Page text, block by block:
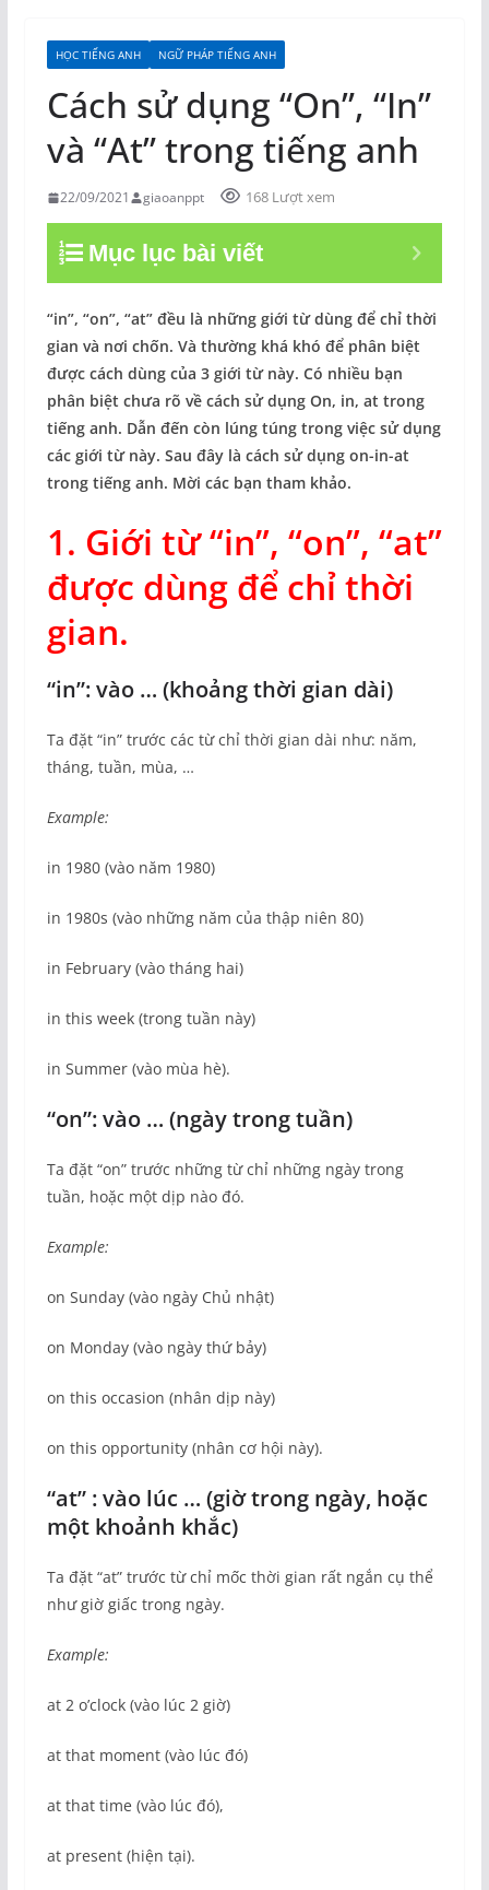
HỌC TIẾNG ANH NGỮ PHÁP TIẾNG ANH
Cách sử dụng “On”, “In”
và “At” trong tiếng anh
22/09/2021 giaoanppt 168 Lượt xem
Mục lục bài viết
“in”, “on”, “at” đều là những giới từ dùng để chỉ thời
gian và nơi chốn. Và thường khá khó để phân biệt
được cách dùng của 3 giới từ này. Có nhiều bạn
phân biệt chưa rõ về cách sử dụng On, in, at trong
tiếng anh. Dẫn đến còn lúng túng trong việc sử dụng
các giới từ này. Sau đây là cách sử dụng on-in-at
trong tiếng anh. Mời các bạn tham khảo.
1. Giới từ “in”, “on”, “at”
được dùng để chỉ thời
gian.
“in”: vào … (khoảng thời gian dài)
Ta đặt “in” trước các từ chỉ thời gian dài như: năm,
tháng, tuần, mùa, …
Example:
in 1980 (vào năm 1980)
in 1980s (vào những năm của thập niên 80)
in February (vào tháng hai)
in this week (trong tuần này)
in Summer (vào mùa hè).
“on”: vào … (ngày trong tuần)
Ta đặt “on” trước những từ chỉ những ngày trong
tuần, hoặc một dịp nào đó.
Example:
on Sunday (vào ngày Chủ nhật)
on Monday (vào ngày thứ bảy)
on this occasion (nhân dịp này)
on this opportunity (nhân cơ hội này).
“at” : vào lúc … (giờ trong ngày, hoặc
một khoảnh khắc)
Ta đặt “at” trước từ chỉ mốc thời gian rất ngắn cụ thể
như giờ giấc trong ngày.
Example:
at 2 o’clock (vào lúc 2 giờ)
at that moment (vào lúc đó)
at that time (vào lúc đó),
at present (hiện tại).